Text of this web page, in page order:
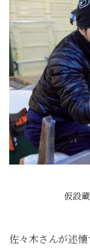
仮設
佐々木さんが述懐